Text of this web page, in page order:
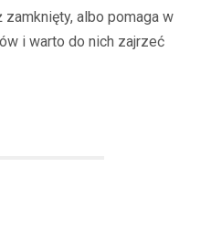
albo pomaga w
i warto do nich zajrzeć